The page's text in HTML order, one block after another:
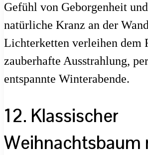
Gefühl von Geborgenheit
natürliche Kranz an der
Lichterketten verleihen dem
zauberhafte Ausstrahlung,
entspannte Winterabende.
12. Klassischer
Weihnachtsbaum